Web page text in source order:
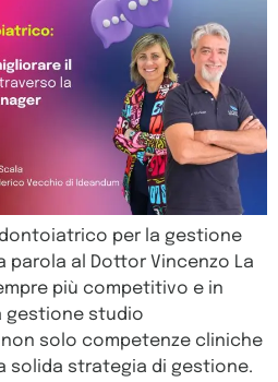
per la gestione
parola al Dottor Vincenzo La
più competitivo e in
gestione studio
solo competenze cliniche
solida strategia di gestione.